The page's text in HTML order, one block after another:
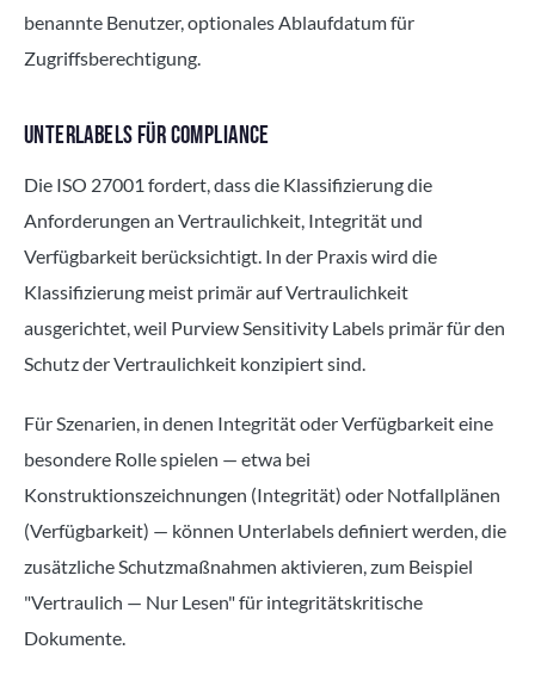
benannte Benutzer, optionales Ablaufdatum für
Zugriffsberechtigung.
UNTERLABELS FÜR COMPLIANCE
Die ISO 27001 fordert, dass die Klassifizierung die
Anforderungen an Vertraulichkeit, Integrität und
Verfügbarkeit berücksichtigt. In der Praxis wird die
Klassifizierung meist primär auf Vertraulichkeit
ausgerichtet, weil Purview Sensitivity Labels primär für den
Schutz der Vertraulichkeit konzipiert sind.
Für Szenarien, in denen Integrität oder Verfügbarkeit eine
besondere Rolle spielen — etwa bei
Konstruktionszeichnungen (Integrität) oder Notfallplänen
(Verfügbarkeit) — können Unterlabels definiert werden, die
zusätzliche Schutzmaßnahmen aktivieren, zum Beispiel
"Vertraulich — Nur Lesen" für integritätskritische
Dokumente.